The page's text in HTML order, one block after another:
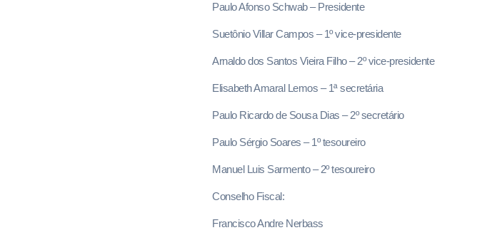
Paulo Afonso Schwab – Presidente
Suetônio Villar Campos – 1º vice-presidente
Arnaldo dos Santos Vieira Filho – 2º vice-presidente
Elisabeth Amaral Lemos – 1ª secretária
Paulo Ricardo de Sousa Dias – 2º secretário
Paulo Sérgio Soares – 1º tesoureiro
Manuel Luis Sarmento – 2º tesoureiro
Conselho Fiscal:
Francisco Andre Nerbass